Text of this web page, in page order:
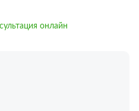
онлайн